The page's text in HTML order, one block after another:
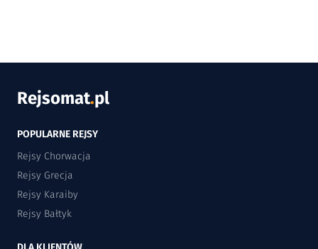
Rejsomat.pl
POPULARNE REJSY
Rejsy Chorwacja
Rejsy Grecja
Rejsy Karaiby
Rejsy Bałtyk